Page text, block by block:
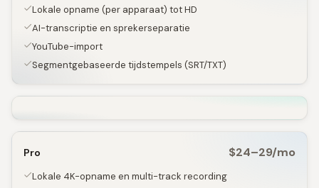
Lokale opname (per apparaat) tot HD
AI-transcriptie en sprekerseparatie
YouTube-import
Segmentgebaseerde tijdstempels (SRT/TXT)
Pro $24–29/mo
Lokale 4K-opname en multi-track recording